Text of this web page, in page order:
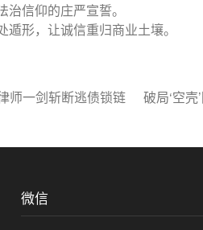
信仰的庄严宣誓。
形，让诚信重归商业土壤。
师一剑斩断逃债锁链 破局‘空
微信